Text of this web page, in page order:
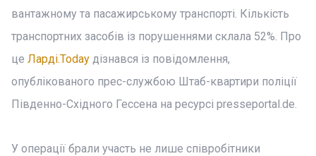
вантажному та пасажирському транспорті. Кількість
транспортних засобів із порушеннями склала 52%. Про
це Ларді.Today дізнався із повідомлення,
опублікованого прес-службою Штаб-квартири поліції
Південно-Східного Гессена на ресурсі presseportal.de.
У операції брали участь не лише співробітники